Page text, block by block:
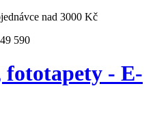
nad 3000 Kč
590
fototapety - E-